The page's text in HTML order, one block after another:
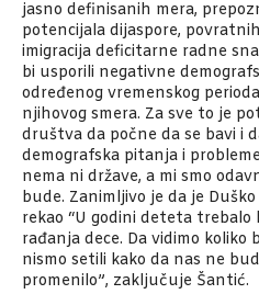
jasno definisanih mera,
potencijala dijaspore,
imigracija deficitarne radne
bi usporili negativne
određenog vremenskog
njihovog smera. Za sve to je
društva da počne da se bavi i
demografska pitanja i
nema ni države, a mi smo
bude. Zanimljivo je da je
rekao “U godini deteta
rađanja dece. Da vidimo koliko
nismo setili kako da nas ne
promenilo”, zaključuje Šantić.